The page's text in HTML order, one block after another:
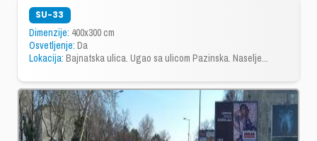
SU-33
Dimenzije: 400x300 cm
Osvetljenje: Da
Lokacija: Bajnatska ulica. Ugao sa ulicom Pazinska. Naselje...